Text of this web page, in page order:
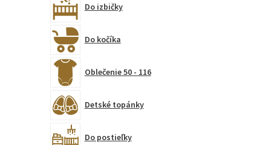
Do izbičky
Do kočíka
Oblečenie 50 - 116
Detské topánky
Do postieľky